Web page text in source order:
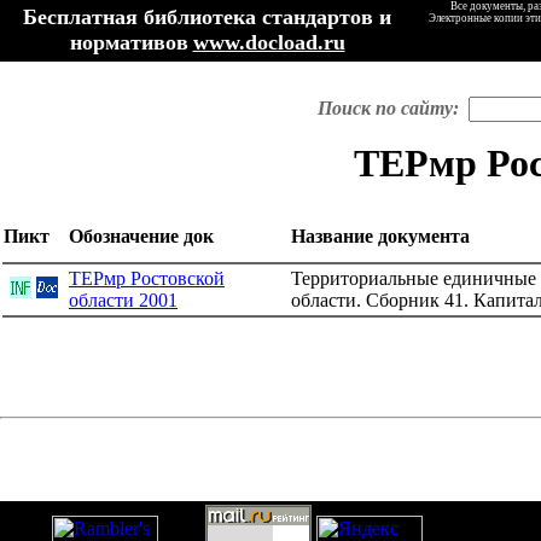
Бесплатная библиотека стандартов и
нормативов www.docload.ru
Все документы,
Электронные копии
Поиск по сайту:
ТЕРмр
Пикт Обозначение док Название документа
ТЕРмр Ростовской
области 2001
Территориальные единичные
области. Сборник 41.